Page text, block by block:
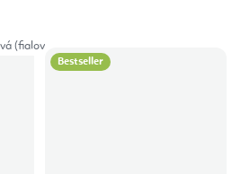
(fialová)
Bestseller